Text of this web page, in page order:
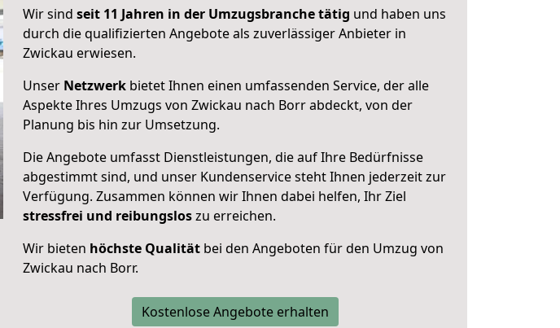
Wir sind seit 11 Jahren in der Umzugsbranche tätig und haben uns
durch die qualifizierten Angebote als zuverlässiger Anbieter in
Zwickau erwiesen.
Unser Netzwerk bietet Ihnen einen umfassenden Service, der alle
Aspekte Ihres Umzugs von Zwickau nach Borr abdeckt, von der
Planung bis hin zur Umsetzung.
Die Angebote umfasst Dienstleistungen, die auf Ihre Bedürfnisse
abgestimmt sind, und unser Kundenservice steht Ihnen jederzeit zur
Verfügung. Zusammen können wir Ihnen dabei helfen, Ihr Ziel
stressfrei und reibungsloszu erreichen.
Wir bieten höchste Qualität bei den Angeboten für den Umzug von
Zwickau nach Borr.
Kostenlose Angebote erhalten